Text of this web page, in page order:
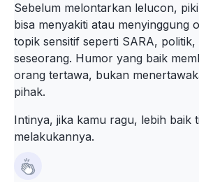
Sebelum melontarkan lelucon,
bisa menyakiti atau menyinggung
topik sensitif seperti SARA, politik,
seseorang. Humor yang baik
orang tertawa, bukan
pihak.
Intinya, jika kamu ragu, lebih baik
melakukannya.